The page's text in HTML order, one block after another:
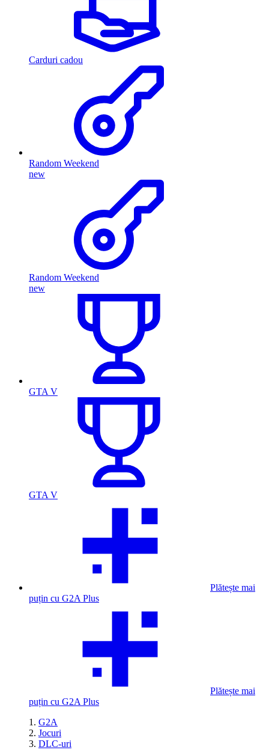
Carduri cadou
Random Weekend
new
Random Weekend
new
GTA V
GTA V
Plătește mai
puțin cu G2A Plus
Plătește mai
puțin cu G2A Plus
G2A
Jocuri
DLC-uri